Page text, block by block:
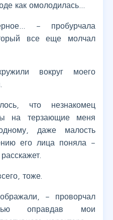
как омолодилась…
– пробурчала
все еще молчал
вокруг моего
что незнакомец
на терзающие меня
даже малость
его лица поняла –
тоже.
– проворчал
оправдав мои